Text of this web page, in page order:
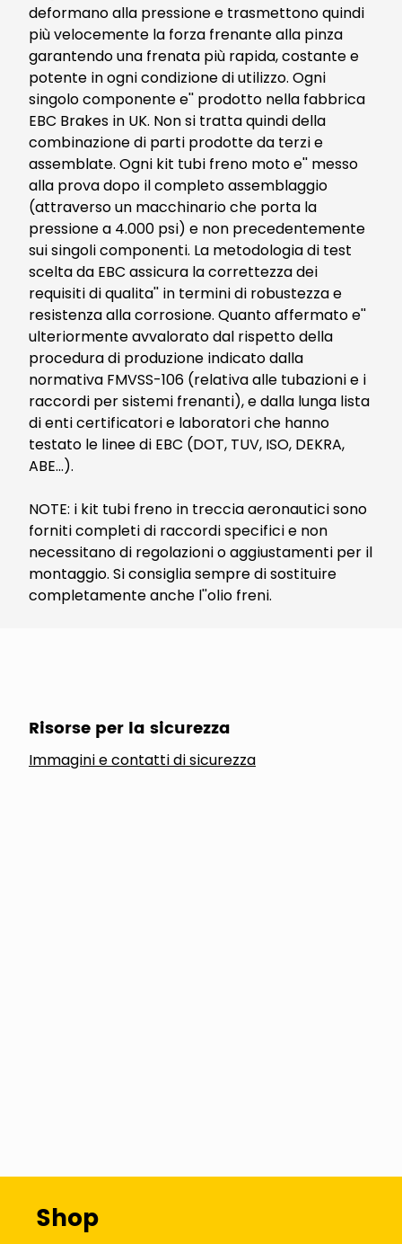
deformano alla pressione e trasmettono quindi
più velocemente la forza frenante alla pinza
garantendo una frenata più rapida, costante e
potente in ogni condizione di utilizzo. Ogni
singolo componente e'' prodotto nella fabbrica
EBC Brakes in UK. Non si tratta quindi della
combinazione di parti prodotte da terzi e
assemblate. Ogni kit tubi freno moto e'' messo
alla prova dopo il completo assemblaggio
(attraverso un macchinario che porta la
pressione a 4.000 psi) e non precedentemente
sui singoli componenti. La metodologia di test
scelta da EBC assicura la correttezza dei
requisiti di qualita'' in termini di robustezza e
resistenza alla corrosione. Quanto affermato e''
ulteriormente avvalorato dal rispetto della
procedura di produzione indicato dalla
normativa FMVSS-106 (relativa alle tubazioni e i
raccordi per sistemi frenanti), e dalla lunga lista
di enti certificatori e laboratori che hanno
testato le linee di EBC (DOT, TUV, ISO, DEKRA,
ABE…).
NOTE: i kit tubi freno in treccia aeronautici sono
forniti completi di raccordi specifici e non
necessitano di regolazioni o aggiustamenti per il
montaggio. Si consiglia sempre di sostituire
completamente anche l''olio freni.
Risorse per la sicurezza
Immagini e contatti di sicurezza
Shop